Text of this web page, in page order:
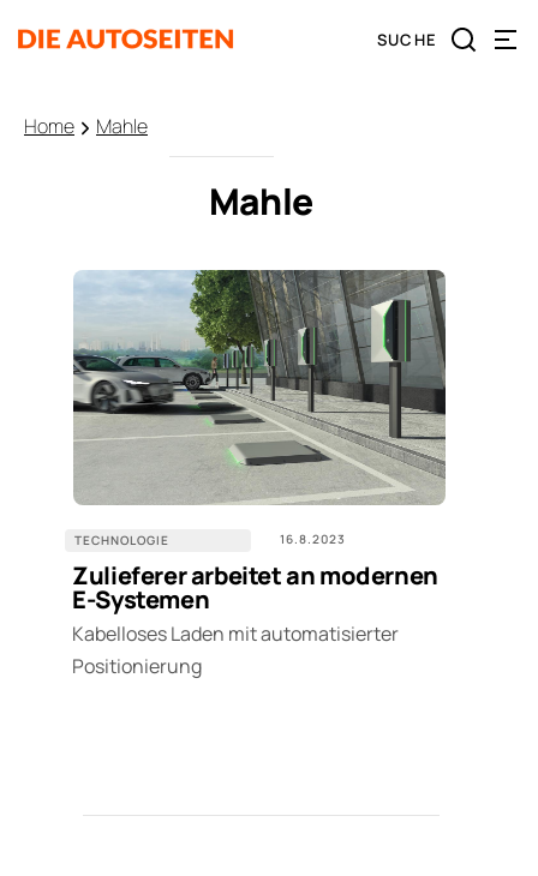
Home Mahle
Mahle
TECHNOLOGIE 16.8.2023
Zulieferer arbeitet an modernen
E-Systemen
Kabelloses Laden mit automatisierter
Positionierung